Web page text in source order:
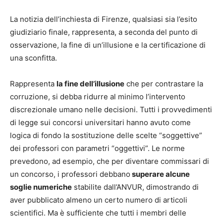
La notizia dell’inchiesta di Firenze, qualsiasi sia l’esito
giudiziario finale, rappresenta, a seconda del punto di
osservazione, la fine di un’illusione e la certificazione di
una sconfitta.
Rappresenta la fine dell’illusione che per contrastare la
corruzione, si debba ridurre al minimo l’intervento
discrezionale umano nelle decisioni. Tutti i provvedimenti
di legge sui concorsi universitari hanno avuto come
logica di fondo la sostituzione delle scelte “soggettive”
dei professori con parametri “oggettivi”. Le norme
prevedono, ad esempio, che per diventare commissari di
un concorso, i professori debbano superare alcune
soglie numeriche stabilite dall’ANVUR, dimostrando di
aver pubblicato almeno un certo numero di articoli
scientifici. Ma è sufficiente che tutti i membri delle